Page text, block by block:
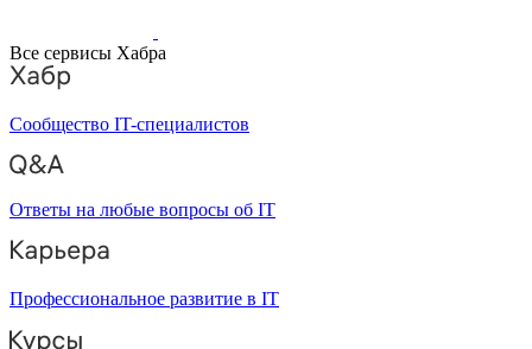
Все сервисы Хабра
Сообщество IT-специалистов
Ответы на любые вопросы об IT
Профессиональное развитие в IT